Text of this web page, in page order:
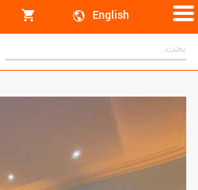
English